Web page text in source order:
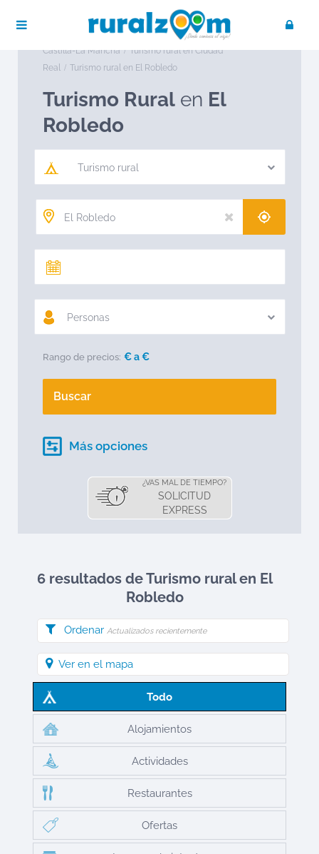
Turismo rural en España
Turismo rural en
Castilla-La Mancha
Turismo rural en Ciudad
Real
Turismo rural en El Robledo
Turismo Rural en El
Robledo
Turismo rural
Personas
Rango de precios: € a€
Buscar
Más opciones
¿VAS MAL DE TIEMPO?
SOLICITUD
EXPRESS
6 resultados de Turismo rural en El
Robledo
Ordenar Actualizados recientemente
Ver en el mapa
Todo
Alojamientos
Actividades
Restaurantes
Ofertas